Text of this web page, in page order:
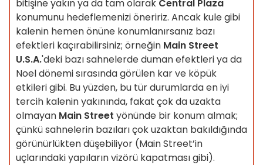
bitişine yakın ya da tam olarak Central Plaza
konumunu hedeflemenizi öneririz. Ancak kule gibi
kalenin hemen önüne konumlanırsanız bazı
efektleri kaçırabilirsiniz; örneğin Main Street
U.S.A.'deki bazı sahnelerde duman efektleri ya da
Noel dönemi sırasında görülen kar ve köpük
etkileri gibi. Bu yüzden, bu tür durumlarda en iyi
tercih kalenin yakınında, fakat çok da uzakta
olmayan Main Street yönünde bir konum almak;
çünkü sahnelerin bazıları çok uzaktan bakıldığında
görünürlükten düşebiliyor (Main Street’in
uçlarındaki yapıların vizörü kapatması gibi).